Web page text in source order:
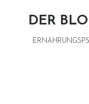
DER